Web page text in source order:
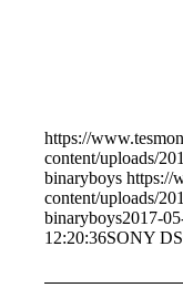
https://
content/uploads/
binaryboys https://
content/uploads/
binaryboys2017-
12:20:36SONY